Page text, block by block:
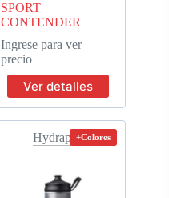
SPORT
CONTENDER
Ingrese para ver
precio
Ver detalles
Hydrapak+Colores